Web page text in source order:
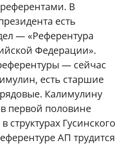
В
есть
— «Референтура
Федерации».
— сейчас
есть старшие
Калимулину
первой половине
структурах Гусинского
АП трудится